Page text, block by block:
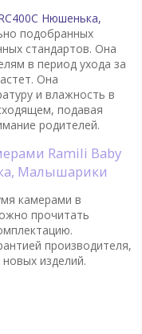
Нюшенька,
подобранных
стандартов. Она
в период ухода за
Она
и влажность в
подавая
родителей.
Малышарики
камерами в
прочитать
производителя,
изделий.